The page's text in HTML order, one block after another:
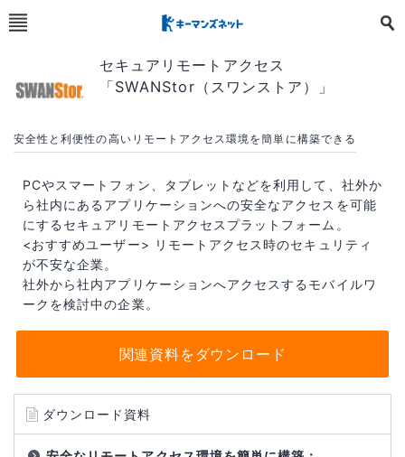
セキュアリモートアクセス
「SWANStor（スワンストア）」
安全性と利便性の高いリモートアクセス環境を簡単に構築できる
PCやスマートフォン、タブレットなどを利用して、社外か
ら社内にあるアプリケーションへの安全なアクセスを可能
にするセキュアリモートアクセスプラットフォーム。
<おすすめユーザー> リモートアクセス時のセキュリティ
が不安な企業。
社外から社内アプリケーションへアクセスするモバイルワ
ークを検討中の企業。
関連資料をダウンロード
ダウンロード資料